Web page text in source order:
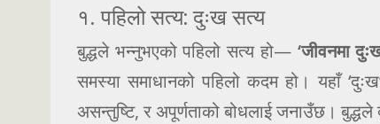
१. पहिलो सत्य: दुःख सत्य
बुद्धले भन्नुभएको पहिलो सत्य हो— ‘जीवनमा
समस्या समाधानको पहिलो कदम हो। यहाँ
असन्तुष्टि, र अपूर्णताको बोधलाई जनाउँछ। बुद्धले